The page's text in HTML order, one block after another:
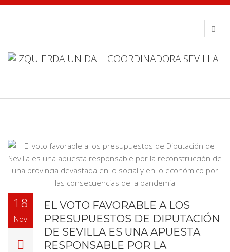
18
Nov
EL VOTO FAVORABLE A LOS
PRESUPUESTOS DE DIPUTACIÓN
DE SEVILLA ES UNA APUESTA
RESPONSABLE POR LA